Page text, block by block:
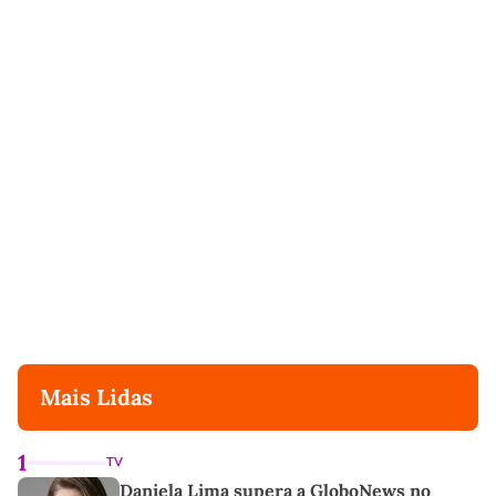
Mais Lidas
1 TV
Daniela Lima supera a GloboNews no